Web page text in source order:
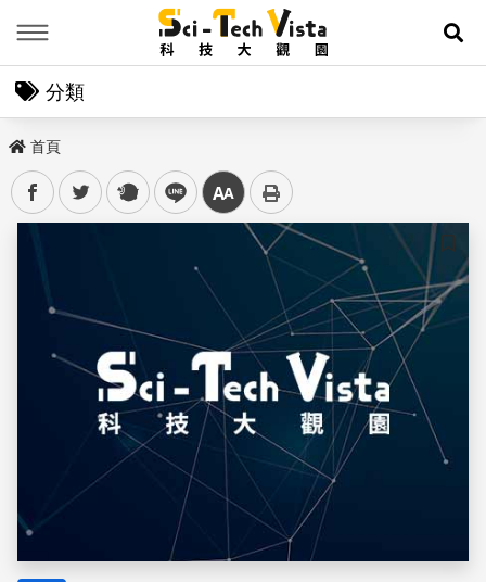
展
分類
首頁
facebooktwitter plurk line 中
儲存